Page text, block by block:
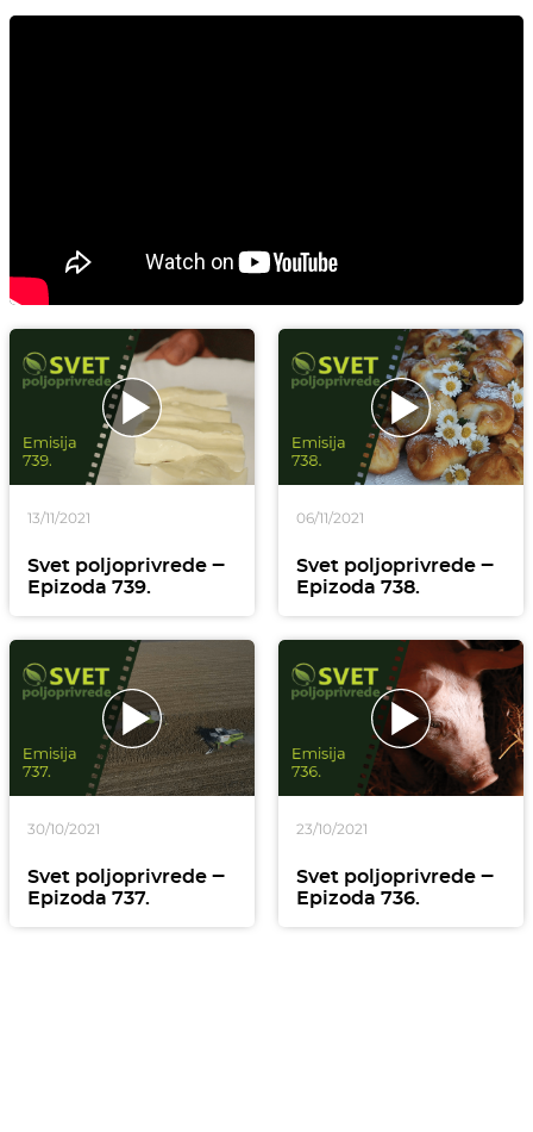
13/11/2021
Svet poljoprivrede ‒
Epizoda 739.
06/11/2021
Svet poljoprivrede ‒
Epizoda 738.
30/10/2021
Svet poljoprivrede ‒
Epizoda 737.
23/10/2021
Svet poljoprivrede ‒
Epizoda 736.